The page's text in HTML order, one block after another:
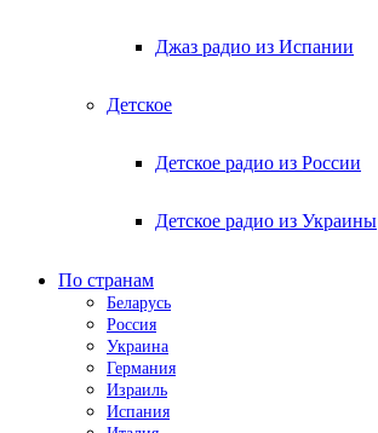
Джаз радио из Испании
Детское
Детское радио из России
Детское радио из Украины
По странам
Беларусь
Россия
Украина
Германия
Израиль
Испания